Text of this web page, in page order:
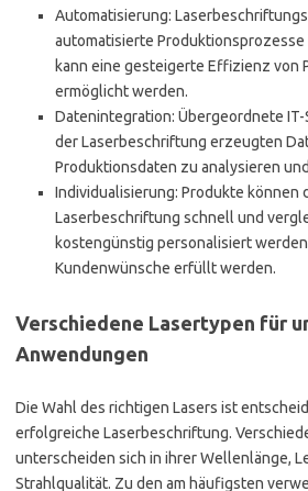
Automatisierung:
automatisierte
kann eine gesteigerte Effizienz von
ermöglicht werden.
Datenintegration: Übergeordnete
der Laserbeschriftung erzeugten
Produktionsdaten zu analysieren
Individualisierung: Produkte können
Laserbeschriftung schnell und
kostengünstig personalisiert
Kundenwünsche erfüllt werden.
Verschiedene Lasertypen für
Anwendungen
Die Wahl des richtigen Lasers ist
erfolgreiche Laserbeschriftung.
unterscheiden sich in ihrer Wellenlänge,
Strahlqualität. Zu den am häufigsten